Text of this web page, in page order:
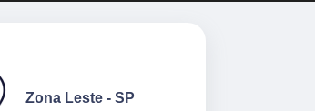
Zona Leste - SP